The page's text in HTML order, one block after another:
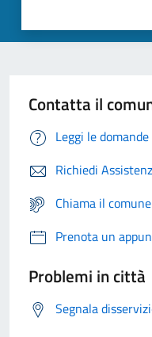
Contatta il
Leggi le
Richiedi
Chiama il
Prenota un
Problemi in città
Segnala